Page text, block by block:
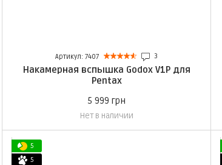
Артикул: 7407 3
Накамерная вспышка Godox V1P для
Pentax
5 999 грн
Нет в наличии
5
5